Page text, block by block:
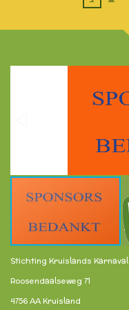
Stichting Kruislands Karnaval
Roosendaalseweg 71
4756 AA Kruisland